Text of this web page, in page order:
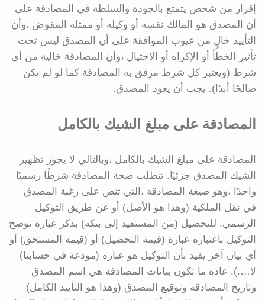
إقرار من شخص يتمتع بالجودة والسلطة في المصادقة على
أن المصدق هو المالك نفسه أو وكيله أو ممثله المفوض ،وأن
التأييد خالٍ من عيوب الموافقة على أن المصدق ليس تحت
تأثير الخطأ أو الإكراه أو الاحتيال ،وأن المصادقة خالية من أي
شرط (ويعتبر كل شرط مرفق به المصادقة كما لو لم يكن
صالحًا أبدًا). يجب أن يعود المصدق.
المصادقة على مبلغ الشيك بالكامل
المصادقة على مبلغ الشيك بالكامل ،وبالتالي لا يجوز تظهير
الشيك المصدق جزئيًا. تتطلب صحة المصادقة شرطًا رسميًا
واحدًا ،وهو صيغة المصادقة ،التي تنص على رغبة المصدق
في نقل الملكية (وهذا هو الأصل) أو عن طريق التوكيل
الرسمي. للتحصيل (من المستفيد إلى بنكه) بذكر عبارة توضح
التوكيل باعتباره عبارة (قيمة التحصيل) أو (قيمة المستحق) أو
أي بيان آخر يفيد بأن التوكيل هو عبارة (مودعة في حسابنا)
لا….). عادة ما تكون بيانات المصادقة هي اسم المصدق
وتاريخ المصادقة وتوقيع المصدق (وهذا هو التأييد الكامل)